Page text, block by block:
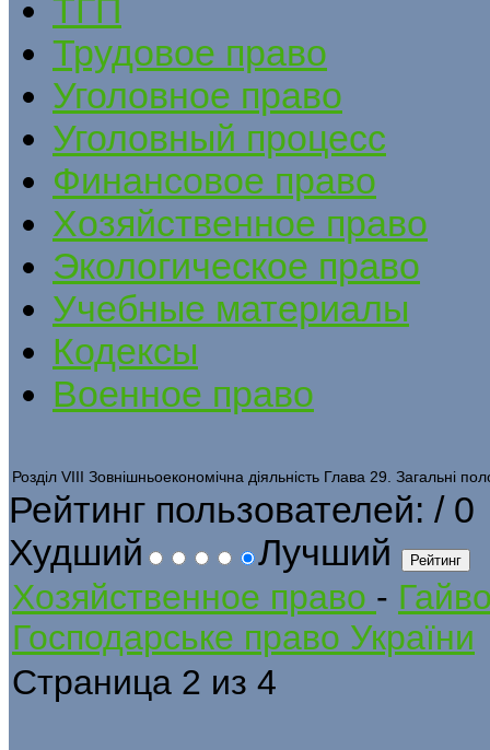
ТГП
Трудовое право
Уголовное право
Уголовный процесс
Финансовое право
Хозяйственное право
Экологическое право
Учебные материалы
Кодексы
Военное право
Розділ VIIІ Зовнішньоекономічна діяльність Глава 29. Загальні
Рейтинг пользователей: / 0
Худший
Лучший
Хозяйственное право -
Господарське право України
Страница 2 из 4